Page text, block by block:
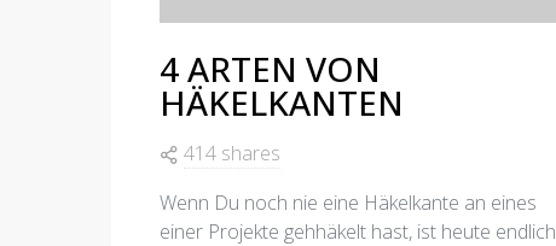
4 ARTEN VON
HÄKELKANTEN
414 shares
Wenn Du noch nie eine Häkelkante an eines
einer Projekte gehhäkelt hast, ist heute endlich